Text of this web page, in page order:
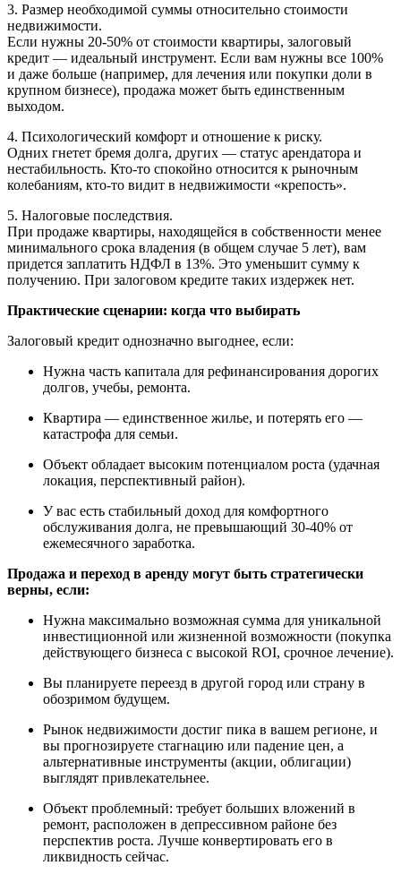
3. Размер необходимой суммы относительно стоимости
недвижимости.
Если нужны 20-50% от стоимости квартиры, залоговый
кредит — идеальный инструмент. Если вам нужны все 100%
и даже больше (например, для лечения или покупки доли в
крупном бизнесе), продажа может быть единственным
выходом.
4. Психологический комфорт и отношение к риску.
Одних гнетет бремя долга, других — статус арендатора и
нестабильность. Кто-то спокойно относится к рыночным
колебаниям, кто-то видит в недвижимости «крепость».
5. Налоговые последствия.
При продаже квартиры, находящейся в собственности менее
минимального срока владения (в общем случае 5 лет), вам
придется заплатить НДФЛ в 13%. Это уменьшит сумму к
получению. При залоговом кредите таких издержек нет.
Практические сценарии: когда что выбирать
Залоговый кредит однозначно выгоднее, если:
Нужна часть капитала для рефинансирования дорогих
долгов, учебы, ремонта.
Квартира — единственное жилье, и потерять его —
катастрофа для семьи.
Объект обладает высоким потенциалом роста (удачная
локация, перспективный район).
У вас есть стабильный доход для комфортного
обслуживания долга, не превышающий 30-40% от
ежемесячного заработка.
Продажа и переход в аренду могут быть стратегически
верны, если:
Нужна максимально возможная сумма для уникальной
инвестиционной или жизненной возможности (покупка
действующего бизнеса с высокой ROI, срочное лечение).
Вы планируете переезд в другой город или страну в
обозримом будущем.
Рынок недвижимости достиг пика в вашем регионе, и
вы прогнозируете стагнацию или падение цен, а
альтернативные инструменты (акции, облигации)
выглядят привлекательнее.
Объект проблемный: требует больших вложений в
ремонт, расположен в депрессивном районе без
перспектив роста. Лучше конвертировать его в
ликвидность сейчас.